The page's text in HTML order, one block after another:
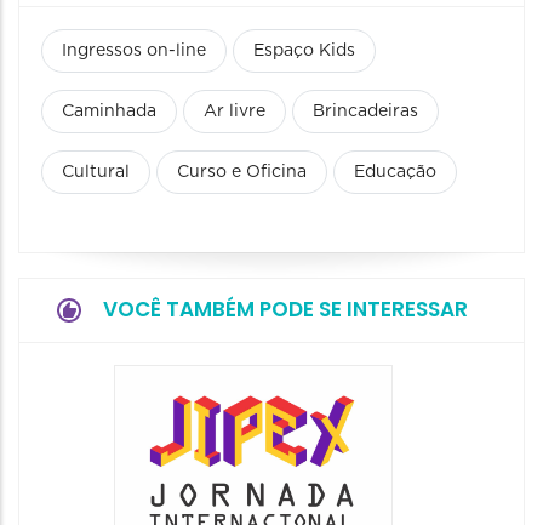
Ingressos on-line Espaço Kids
Caminhada Ar livre Brincadeiras
Cultural Curso e Oficina Educação
VOCÊ TAMBÉM PODE SE INTERESSAR